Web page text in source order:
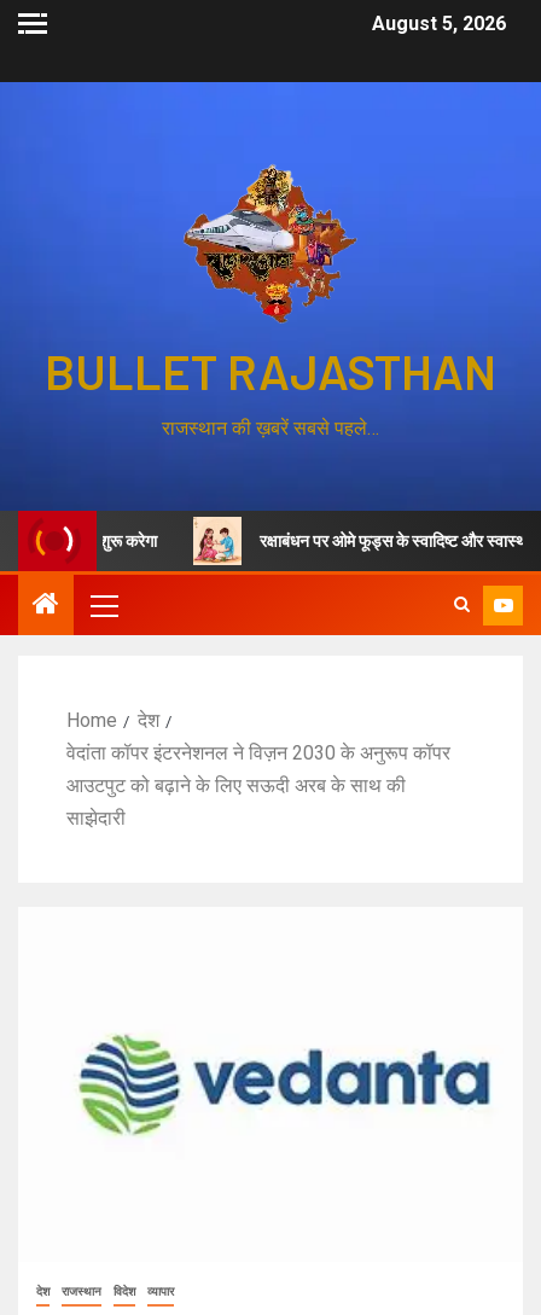
August 5, 2026
BULLET RAJASTHAN
राजस्थान की ख़बरें सबसे पहले…
भर्ती शुरू करेगा रक्षाबंधन पर ओमे फूड्स के स्वादिष्ट और स्वास्थ्यवर्धक
Home
देश
वेदांता कॉपर इंटरनेशनल ने विज़न 2030 के अनुरूप कॉपर
आउटपुट को बढ़ाने के लिए सऊदी अरब के साथ की
साझेदारी
देश राजस्थान विदेश व्यापार